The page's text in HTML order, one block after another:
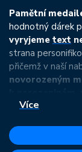
Pamětní
hodnotný dárek
vyryjeme text
strana
přičemž v naší
novorozeným
strana pak
Pokud si z
nabízíme i
Více